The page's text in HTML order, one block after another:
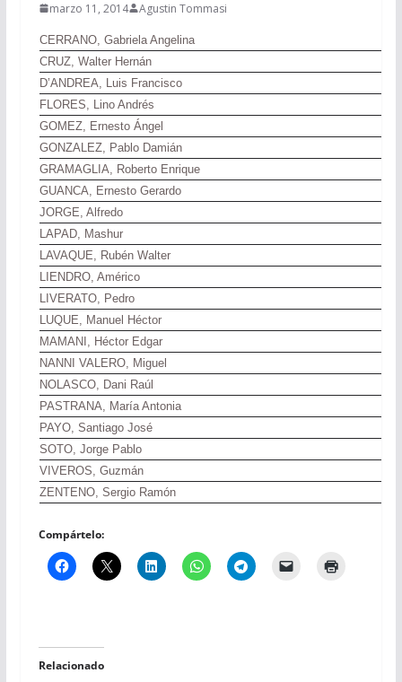
marzo 11, 2014 Agustin Tommasi
CERRANO, Gabriela Angelina
CRUZ, Walter Hernán
D’ANDREA, Luis Francisco
FLORES, Lino Andrés
GOMEZ, Ernesto Ángel
GONZALEZ, Pablo Damián
GRAMAGLIA, Roberto Enrique
GUANCA, Ernesto Gerardo
JORGE, Alfredo
LAPAD, Mashur
LAVAQUE, Rubén Walter
LIENDRO, Américo
LIVERATO, Pedro
LUQUE, Manuel Héctor
MAMANI, Héctor Edgar
NANNI VALERO, Miguel
NOLASCO, Dani Raúl
PASTRANA, María Antonia
PAYO, Santiago José
SOTO, Jorge Pablo
VIVEROS, Guzmán
ZENTENO, Sergio Ramón
Compártelo:
Relacionado